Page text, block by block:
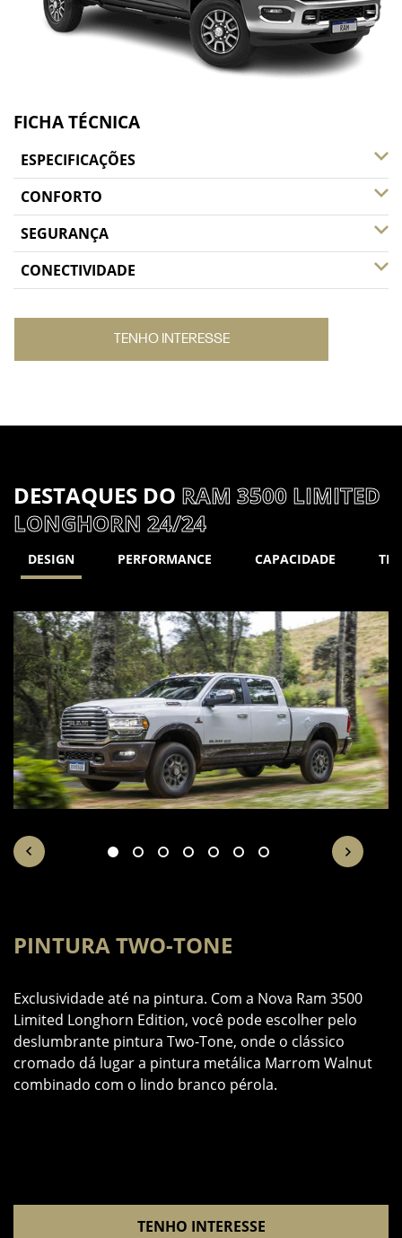
FICHA TÉCNICA
ESPECIFICAÇÕES
CONFORTO
SEGURANÇA
CONECTIVIDADE
TENHO INTERESSE
DESTAQUES DO RAM 3500 LIMITED
LONGHORN 24/24
DESIGN PERFORMANCE CAPACIDADE
PINTURA TWO-TONE
Exclusividade até na pintura. Com a Nova Ram 3500
Limited Longhorn Edition, você pode escolher pelo
deslumbrante pintura Two-Tone, onde o clássico
cromado dá lugar a pintura metálica Marrom Walnut
combinado com o lindo branco pérola.
TENHO INTERESSE